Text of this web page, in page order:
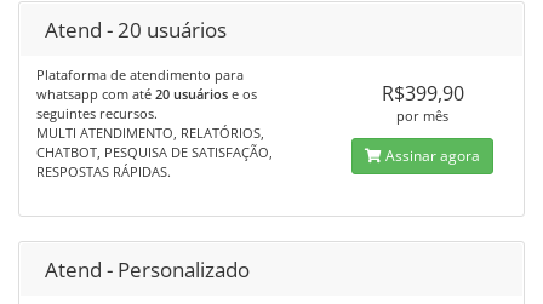
Atend - 20 usuários
Plataforma de atendimento para
whatsapp com até 20 usuários e os
seguintes recursos.
MULTI ATENDIMENTO, RELATÓRIOS,
CHATBOT, PESQUISA DE SATISFAÇÃO,
RESPOSTAS RÁPIDAS.
R$399,90
por mês
Assinar agora
Atend - Personalizado